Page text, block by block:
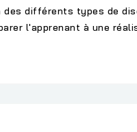
différents types de
l'apprenant à une